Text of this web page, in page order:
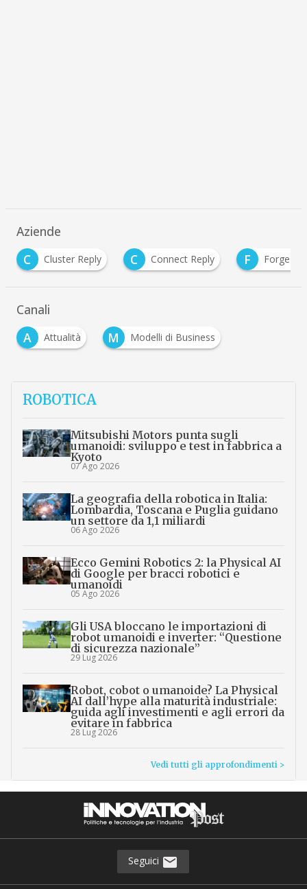
Aziende
C
Connect Reply F Forge reply M microsoft
Canali
A
Attualità M Modelli di Business
ROBOTICA
Mitsubishi Motors punta sugli
umanoidi: sviluppo e test in fabbrica a
Kyoto
07 Ago 2026
La geografia della robotica in Italia:
Lombardia, Toscana e Puglia guidano
un settore da 1,1 miliardi
06 Ago 2026
Ecco Gemini Robotics 2: la Physical AI
di Google per bracci robotici e
umanoidi
05 Ago 2026
Gli USA bloccano le importazioni di
robot umanoidi e inverter: “Questione
di sicurezza nazionale”
29 Lug 2026
Robot, cobot o umanoide? La Physical
AI dall’hype alla maturità industriale:
guida agli investimenti e agli errori da
evitare in fabbrica
28 Lug 2026
Vedi tutti gli approfondimenti >
Seguici